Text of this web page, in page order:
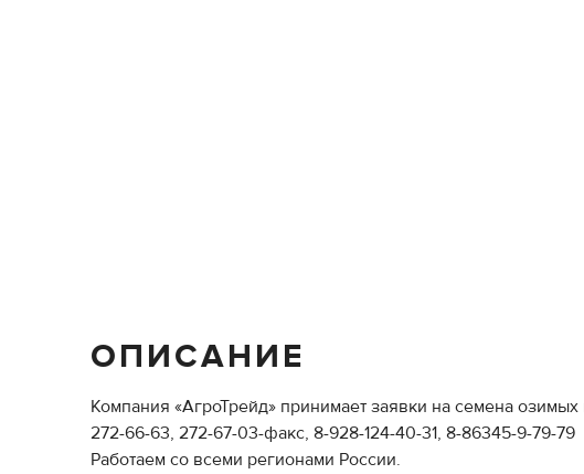
ОПИСАНИЕ
Компания «АгроТрейд» принимает заявки на семена
272-66-63, 272-67-03-факс, 8-928-124-40-31, 8-86345-9-79-79
Работаем со всеми регионами России.